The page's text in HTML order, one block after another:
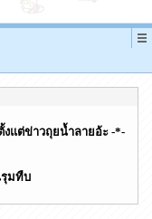
งแต่ข่าวถุยน้ำลายอ้ะ -*-
มทืบ